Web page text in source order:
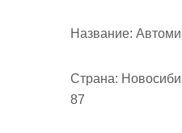
Название:
Страна:
87